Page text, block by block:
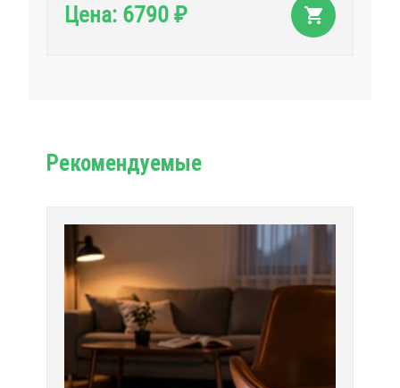
Рекомендуемые
Цена: 6790 ₽